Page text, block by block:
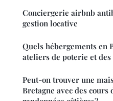
Conciergerie airbnb
gestion locative
Quels hébergements en
ateliers de poterie et
Peut-on trouver une
Bretagne avec des cours